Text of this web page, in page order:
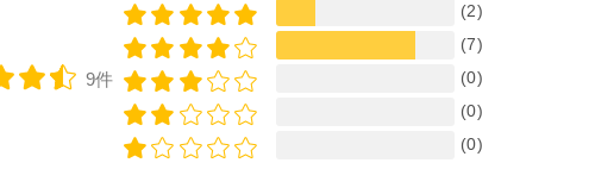
9件
(2)
(7)
(0)
(0)
(0)